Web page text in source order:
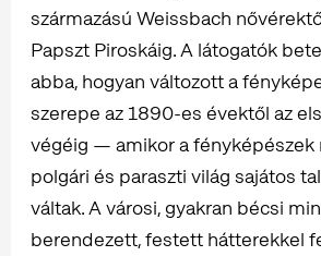
származású Weissbach
Papszt Piroskáig. A látogatók
abba, hogyan változott a
szerepe az 1890-es évektől az
végéig — amikor a fényképészek
polgári és paraszti világ sajátos
váltak. A városi, gyakran bécsi
berendezett, festett hátterekkel